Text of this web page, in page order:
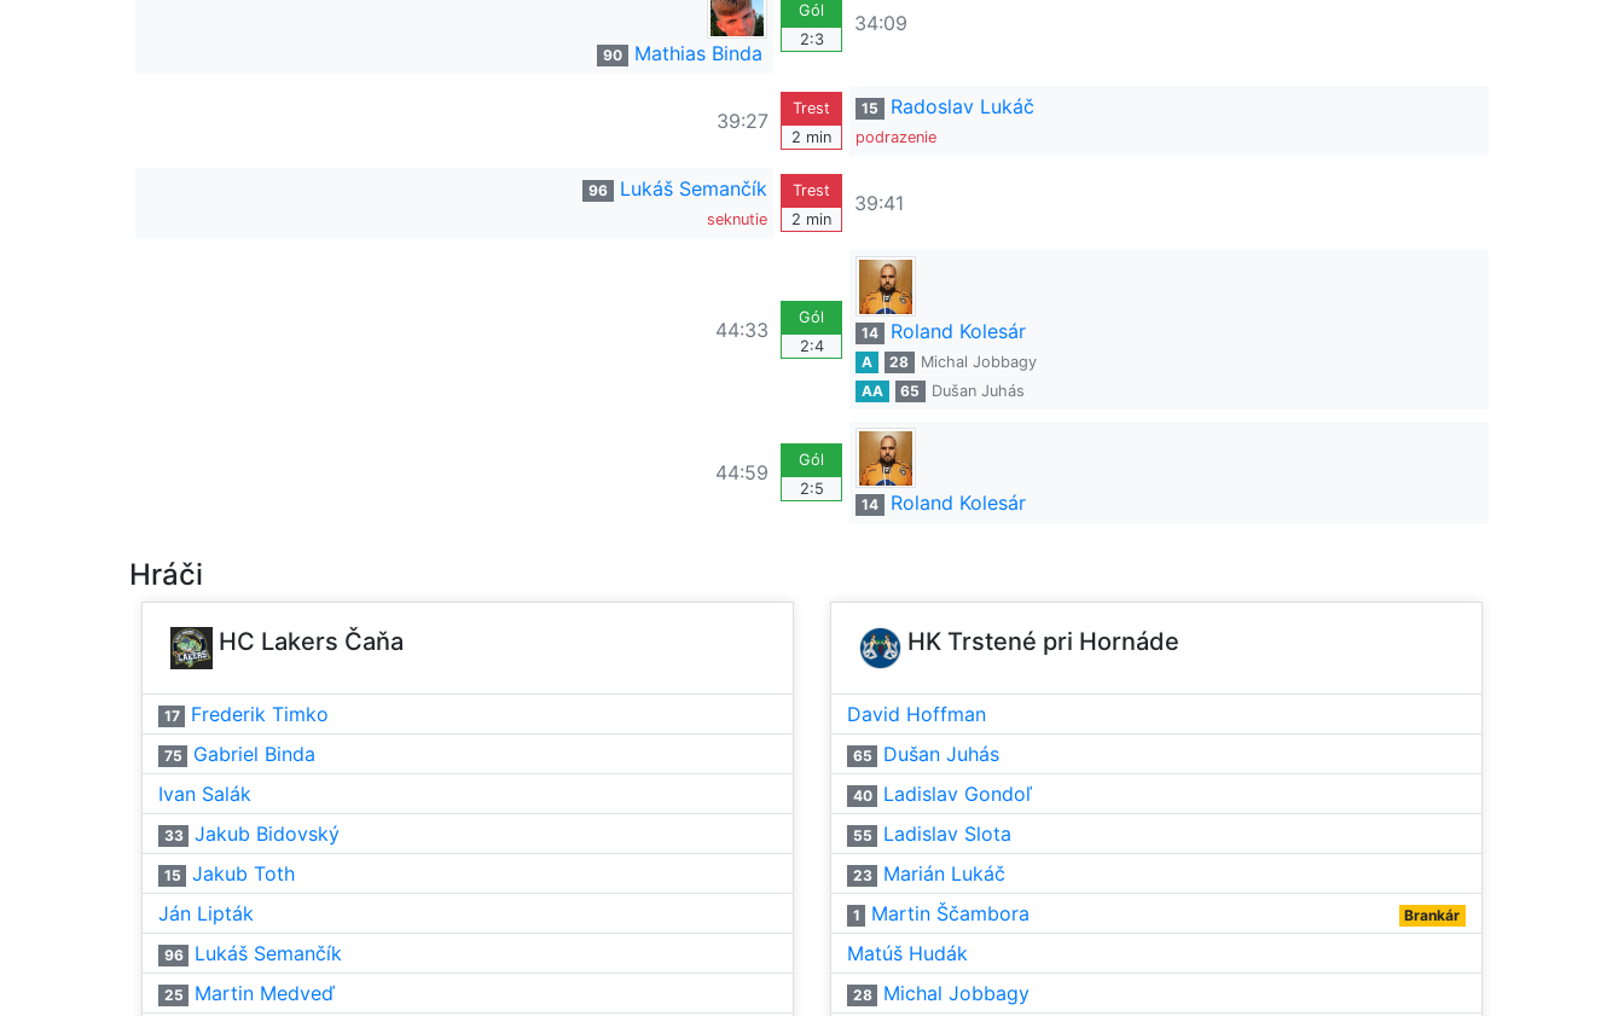
90 Mathias Binda
Gól
2:3
34:09
39:27
Trest
2 min
15 Radoslav Lukáč
podrazenie
96 Lukáš Semančík
seknutie
Trest
2 min
39:41
44:33
Gól
2:4
14 Roland Kolesár
A 28
Michal Jobbagy
AA
65 Dušan Juhás
44:59
Gól
2:5
14
Roland Kolesár
Hráči
HC Lakers Čaňa
17 Frederik Timko
75
Gabriel Binda
Ivan Salák
33 Jakub Bidovský
15
Jakub Toth
Ján Lipták
96 Lukáš Semančík
25 Martin Medveď
HK Trstené pri Hornáde
David Hoffman
65 Dušan Juhás
40 Ladislav Gondoľ
55 Ladislav Slota
23 Marián Lukáč
1 Martin Ščambora Brankár
Matúš Hudák
28 Michal Jobbagy